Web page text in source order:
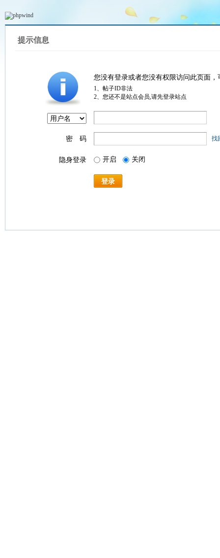
提示信息
您没有登录或者您没有权限访问此页面
1、帖子ID非法
2、您还不是站点会员,请先登录站点
密 码 找
隐身登录 开启 关闭
登录